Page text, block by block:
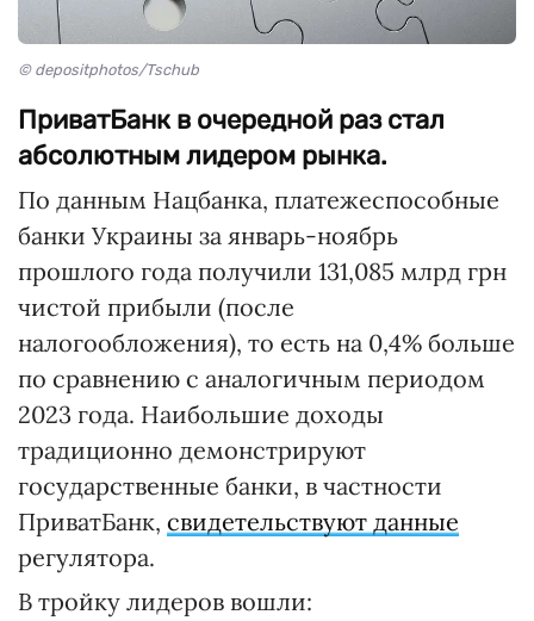
© depositphotos/Tschub
ПриватБанк в очередной раз стал
абсолютным лидером рынка.
По данным Нацбанка, платежеспособные
банки Украины за январь-ноябрь
прошлого года получили 131,085 млрд грн
чистой прибыли (после
налогообложения), то есть на 0,4% больше
по сравнению с аналогичным периодом
2023 года. Наибольшие доходы
традиционно демонстрируют
государственные банки, в частности
ПриватБанк, свидетельствуют данные
регулятора.
В тройку лидеров вошли: